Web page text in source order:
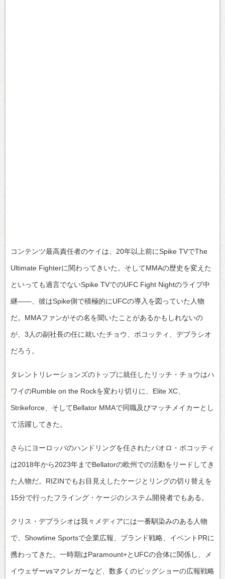
コンテンツ最高責任者のケイは、20年以上前にSpike TVでThe
Ultimate Fighterに関わってきいた。そしてMMAの歴史を変えた
といっても過言でないSpike TVでのUFC Fight Nightのライブ中
継――、彼はSpike側で積極的にUFCの導入を図っていた人物
だ。MMAファンがその名を聞いたことがあるかもしれないの
が、3人の副社長の任に就いたチョウ、ボコッティ、デブラシオ
だろう。
タレントリレーションズのトップに就任したリッチ・チョウはハ
ワイのRumble on the Rockを変わり切りに、Elite XC、
Strikeforce、そしてBellator MMAで同職及びマッチメイカーとし
て活躍してきた。
さらにヨーロッパのハンドリングを任されたパオロ・ボコッティ
は2018年から2023年までBellatorの欧州での活動をリードしてき
た人物だ。RIZINでもお目見えしたケージとリングの切り替えを
15分で行ったフライング・ケージのシステム開発者でもある。
クリス・デブラシオは我々メディアには一番馴染みのある人物
で、Showtime Sportsで企業広報、ブランド戦略、イベントPRに
携わってきた。一時期はParamount+とUFCの合体に関係し、メ
イウェザーvsマクレガーなど、数多くのビッグショーの広報戦略